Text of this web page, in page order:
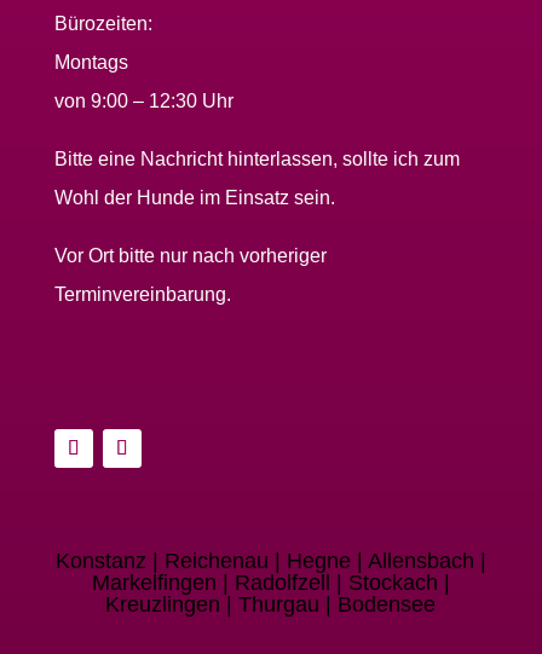
Bürozeiten:
Montags
von 9:00 – 12:30 Uhr
Bitte eine Nachricht hinterlassen, sollte ich zum
Wohl der Hunde im Einsatz sein.
Vor Ort bitte nur nach vorheriger
Terminvereinbarung.
Konstanz | Reichenau | Hegne | Allensbach |
Markelfingen | Radolfzell | Stockach |
Kreuzlingen | Thurgau | Bodensee